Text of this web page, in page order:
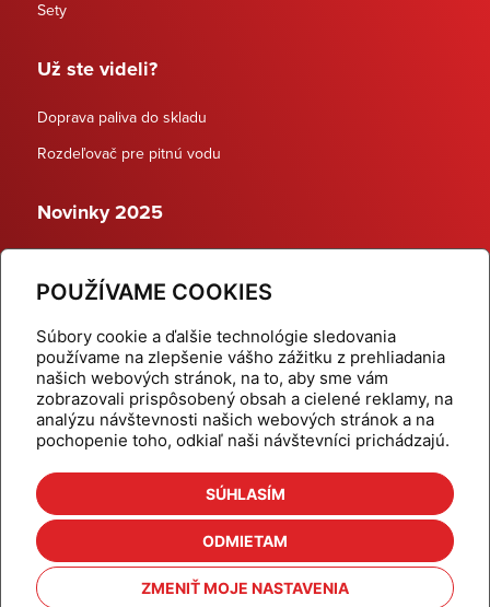
POUŽÍVAME COOKIES
Súbory cookie a ďalšie technológie sledovania
používame na zlepšenie vášho zážitku z prehliadania
našich webových stránok, na to, aby sme vám
zobrazovali prispôsobený obsah a cielené reklamy, na
analýzu návštevnosti našich webových stránok a na
pochopenie toho, odkiaľ naši návštevníci prichádzajú.
SÚHLASÍM
ODMIETAM
ZMENIŤ MOJE NASTAVENIA
Sety
Už ste videli?
Doprava paliva do skladu
Rozdeľovač pre pitnú vodu
Novinky 2025
Dynamické termostatické ventily
Domov
Produkty
Aktuality
Odber šikovné tipy
Kalkulačky
Cenníky
Na stiahnutie
Referencie
Kontakt